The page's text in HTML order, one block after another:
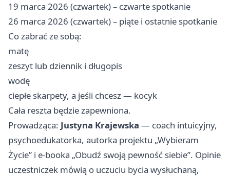
19 marca 2026 (czwartek) – czwarte spotkanie
26 marca 2026 (czwartek) – piąte i ostatnie spotkanie
Co zabrać ze sobą:
matę
zeszyt lub dziennik i długopis
wodę
ciepłe skarpety, a jeśli chcesz — kocyk
Cała reszta będzie zapewniona.
Prowadząca: Justyna Krajewska — coach intuicyjny,
psychoedukatorka, autorka projektu „Wybieram
Życie” i e-booka „Obudź swoją pewność siebie”. Opinie
uczestniczek mówią o uczuciu bycia wysłuchaną,